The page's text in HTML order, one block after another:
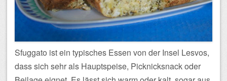
Sfuggato ist ein typisches Essen von der Insel Lesvos,
dass sich sehr als Hauptspeise, Picknicksnack oder